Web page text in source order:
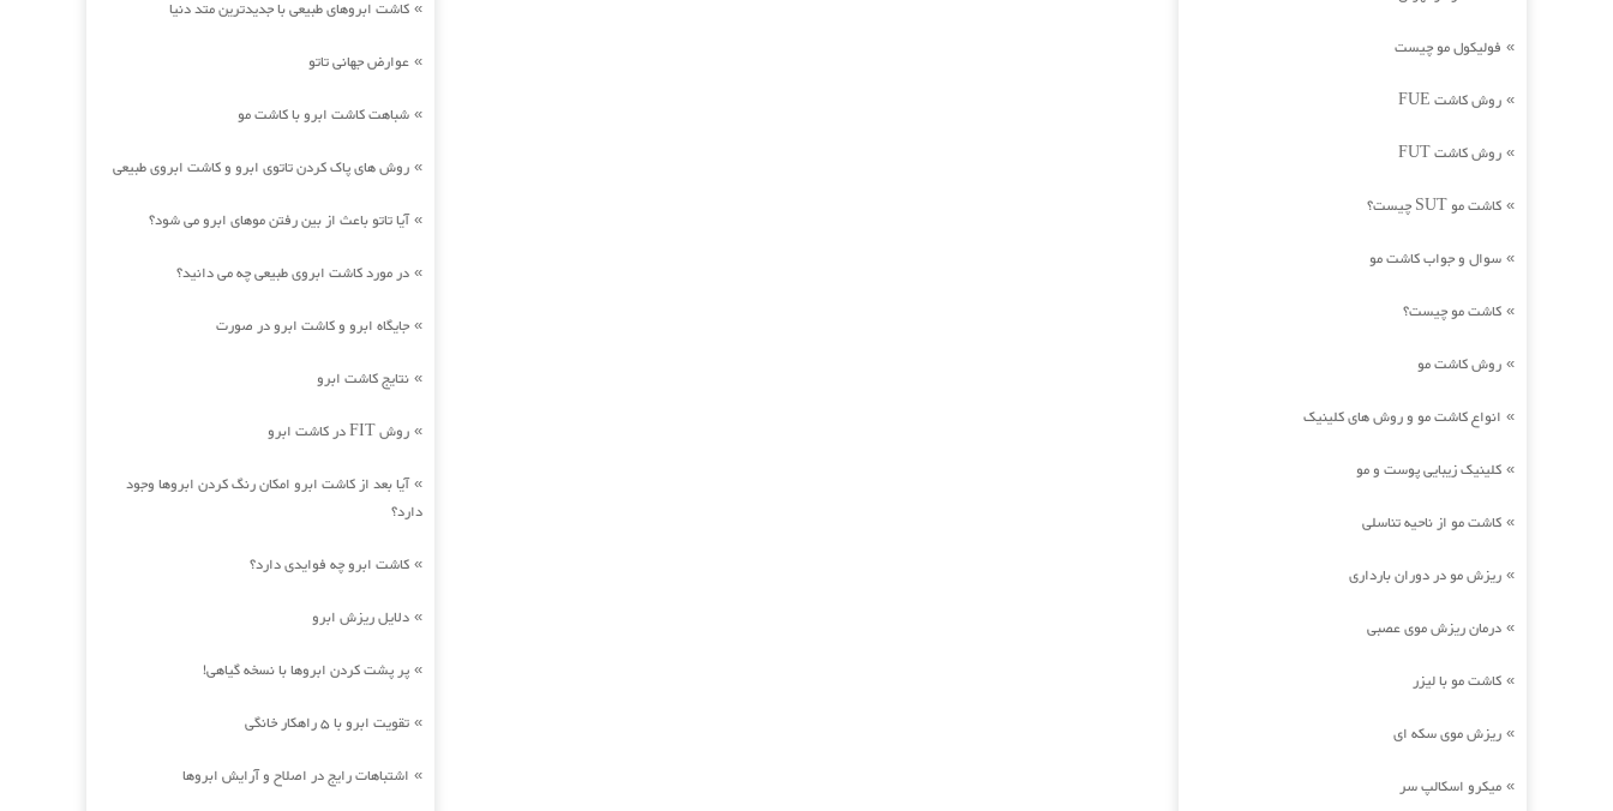
» کاشت ابروهای طبیعی با جدیدترین متد دنیا
» عوارض جهانی تاتو
» شباهت کاشت ابرو با کاشت مو
» روش های پاک کردن تاتوی ابرو و کاشت ابروی طبیعی
»آیا تاتو باعث از بین رفتن موهای ابرو می شود؟
» در مورد کاشت ابروی طبیعی چه می دانید؟
» جایگاه ابرو و کاشت ابرو در صورت
» نتایج کاشت ابرو
» روش FIT در کاشت ابرو
»آیا بعد از کاشت ابرو امکان رنگ کردن ابروها وجود
دارد؟
» کاشت ابرو چه فوایدی دارد؟
» دلایل ریزش ابرو
» پر پشت کردن ابروها با نسخه گیاهی!
» تقویت ابرو با 5 راهکار خانگی
» اشتباهات رایج در اصلاح و آرایش ابروها
» فولیکول مو چیست
» روش کاشت FUE
» روش کاشت FUT
» کاشت مو SUT چیست؟
» سوال و جواب کاشت مو
» کاشت مو چیست؟
» روش کاشت مو
» انواع کاشت مو و روش های کلینیک
» کلینیک زیبایی پوست و مو
» کاشت مو از ناحیه تناسلی
» ریزش مو در دوران بارداری
» درمان ریزش موی عصبی
» کاشت مو با لیزر
» ریزش موی سکه ای
» میکرو اسکالپ سر